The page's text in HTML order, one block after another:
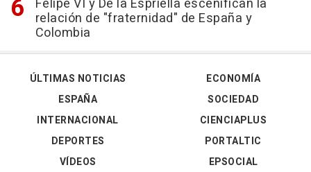
Felipe VI y De la Espriella escenifican la
relación de "fraternidad" de España y
Colombia
ÚLTIMAS NOTICIAS
ESPAÑA
INTERNACIONAL
DEPORTES
VÍDEOS
ECONOMÍA
SOCIEDAD
CIENCIAPLUS
PORTALTIC
EPSOCIAL